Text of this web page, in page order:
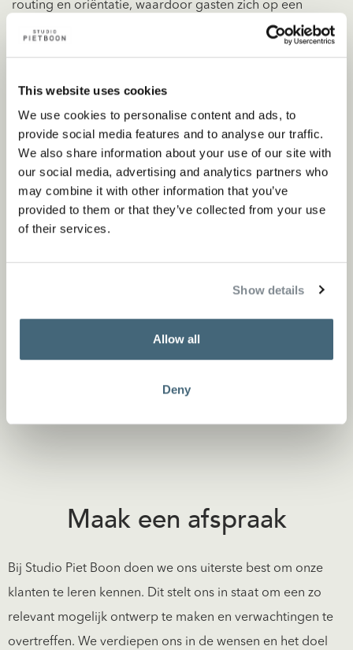
This website uses cookies
We use cookies to personalise content and ads, to
provide social media features and to analyse our traffic.
We also share information about your use of our site with
our social media, advertising and analytics partners who
may combine it with other information that you’ve
provided to them or that they’ve collected from your use
of their services.
Show details
Allow all
Deny
routing en oriëntatie, waardoor gasten zich op een
vanzelfsprekende manier bewegen tussen privé en
gedeelde ruimtes. De integratie van het landschap en
Elk aspect van het ontwerp, van architectonische
gebaren tot interieurindelingen en het materiaalpalet,
is gevormd vanuit een heldere intentie: ruimtes
creëren die rustig, elegant en tijdloos aanvoelen, zodat
de omringende natuurlijke schoonheid centraal blijft
staan. Voor Rosewood Ranfaru vertaalt Studio Piet
Boon de geest van de Malediven naar een verfijnde
uitdrukking komt in terughoudendheid, detaillering en
ruimtelijke helderheid.
Maak een afspraak
Bij Studio Piet Boon doen we ons uiterste best om onze
klanten te leren kennen. Dit stelt ons in staat om een zo
relevant mogelijk ontwerp te maken en verwachtingen te
overtreffen. We verdiepen ons in de wensen en het doel